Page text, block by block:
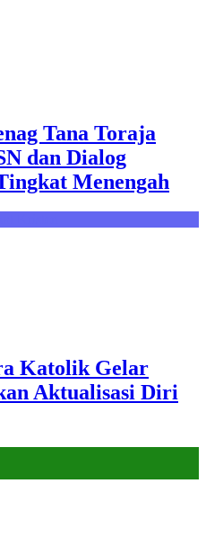
Tana Toraja
dan Dialog
Menengah
Katolik Gelar
Aktualisasi Diri